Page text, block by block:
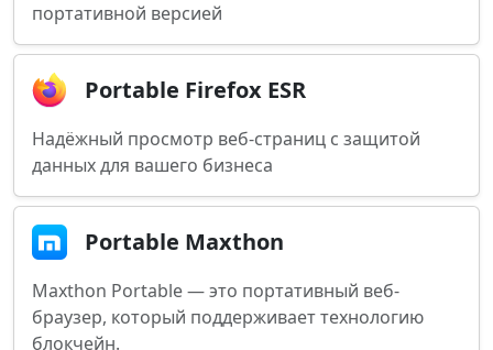
портативной версией
Portable Firefox ESR
Надёжный просмотр веб-страниц с защитой
данных для вашего бизнеса
Portable Maxthon
Maxthon Portable — это портативный веб-
браузер, который поддерживает технологию
блокчейн.